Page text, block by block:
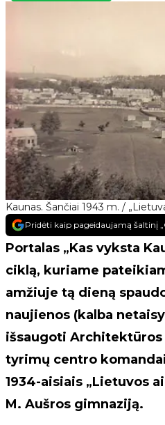
Kaunas. Šančiai 1943 m. /
Pridėti kaip pageidaujamą šaltinį
Portalas „Kas vyksta
ciklą, kuriame
amžiuje tą dieną
naujienos (kalba
išsaugoti
tyrimų centro
1934-aisiais „Lietuvos
M. Aušros gimnaziją.